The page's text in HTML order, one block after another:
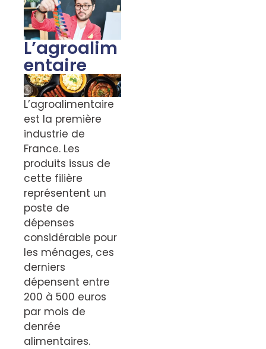
L’agroalim
entaire
L’agroalimentaire
est la première
industrie de
France. Les
produits issus de
cette filière
représentent un
poste de
dépenses
considérable pour
les ménages, ces
derniers
dépensent entre
200 à 500 euros
par mois de
denrée
alimentaires.